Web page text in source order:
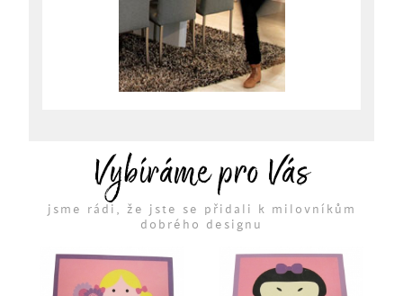
Vybíráme pro Vás
jsme rádi, že jste se přidali k milovníkům
dobrého designu